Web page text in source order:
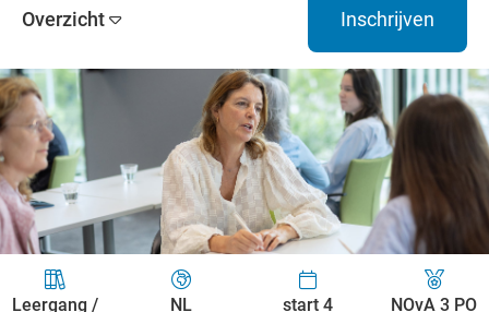
Overzicht Inschrijven
Leergang /
NL
start 4
NOvA 3 PO